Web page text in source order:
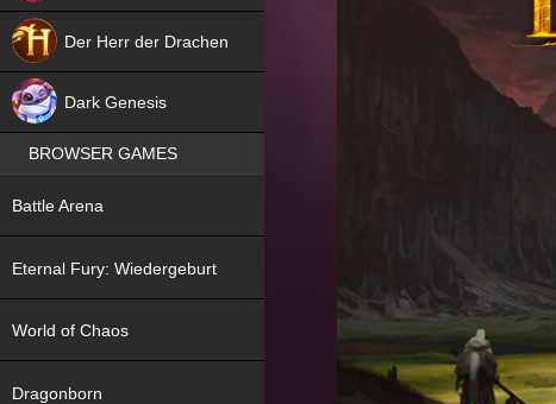
Der Herr der Drachen
Dark Genesis
BROWSER GAMES
Battle Arena
Eternal Fury: Wiedergeburt
World of Chaos
Dragonborn